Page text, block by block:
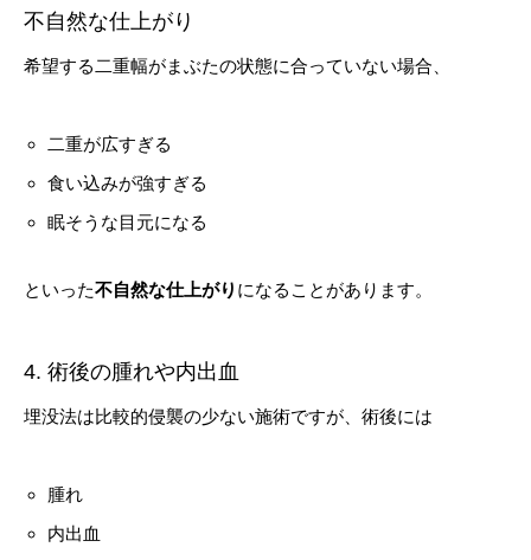
不自然な仕上がり
希望する二重幅がまぶたの状態に合っていない場合、
二重が広すぎる
食い込みが強すぎる
眠そうな目元になる
といった不自然な仕上がり になることがあります。
4. 術後の腫れや内出血
埋没法は比較的侵襲の少ない施術ですが、術後には
腫れ
内出血